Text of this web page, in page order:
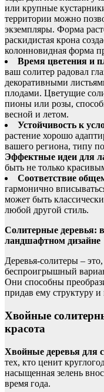
или крупные
территории можно
экземпляры. Форма
раскидистая крона
колонновидная форма
Время цветения и
ваш солитер радовал
декоративными
плодами. Цветущие
пионы или розы,
весной и летом.
Устойчивость к
растение хорошо
вашего региона, типу
Эффектные идеи для
быть не только
Соответствие
гармонично
может быть
любой другой стиль.
Солитерные деревья:
ландшафтном дизайне
Деревья-солитеры –
беспроигрышный
Они способны
придав ему структуру и
Хвойные
красота
Хвойные деревья для
тех, кто ценит
насыщенная зелень
время года.